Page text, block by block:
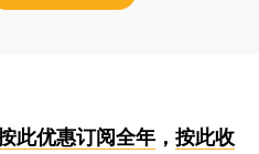
此优惠订阅全年， 按此收